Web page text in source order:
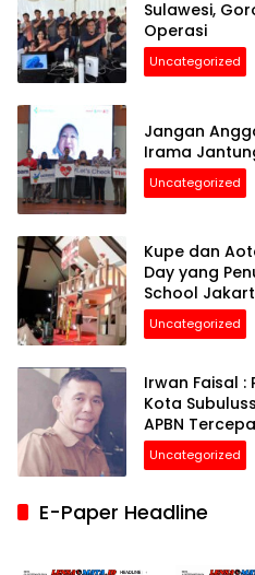
Sulawesi,
Operasi
Uncategorized
Jangan
Irama
Uncategorized
Kupe dan
Day yang
School
Uncategorized
Irwan Faisal :
Kota
APBN
Uncategorized
E-Paper Headline